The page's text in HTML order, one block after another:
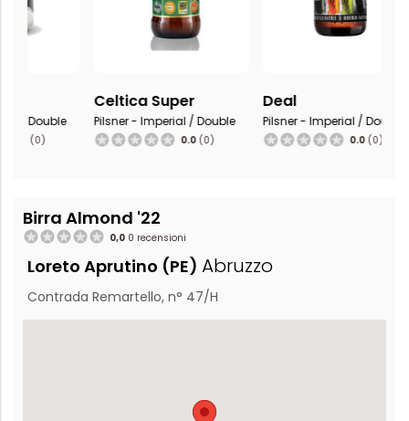
Celtica Super
Pilsner - Imperial / Double
0.0(0)
Deal
Pilsner - Imperial / Double
0.0(0)
Pilsner -
Birra Almond '22
0,0 0 recensioni
Loreto Aprutino (PE) Abruzzo
Contrada Remartello, n° 47/H